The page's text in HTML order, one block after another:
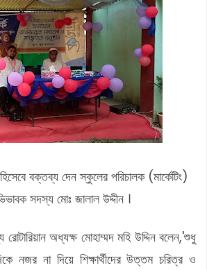
বক্তব্য দেন স্কুলের পরিচালক (মার্কেটিং)
সদস্য মোঃ জালাল উদ্দীন ।
অধ্যক্ষ মোহাম্মদ মহি উদ্দিন বলেন,'শুধু
নজর না দিয়ে শিক্ষার্থীদের উত্তম চরিত্র ও